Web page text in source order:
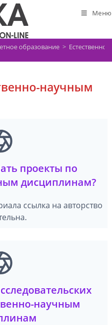
Меню
образование >
научным
проекты по
дисциплинам?
ссылка на авторство
научным